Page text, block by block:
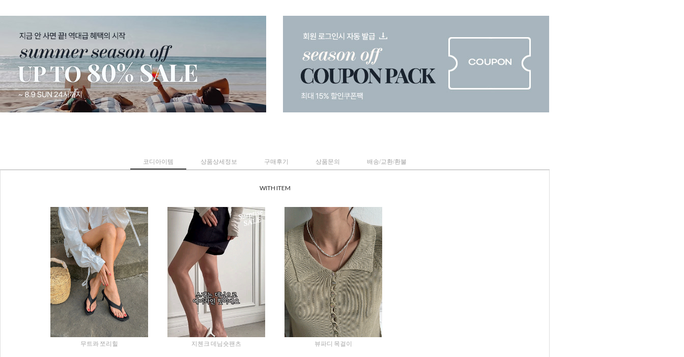
코디아이템 상품상세정보 구매후기 상품문의 배송/교환/환불
WITH ITEM
무트콰 쪼리힐 지첸크 데님숏팬츠 뷰파디 목걸이